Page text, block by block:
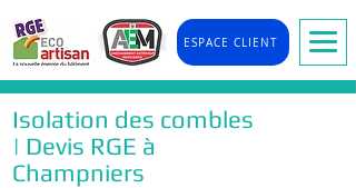
ESPACE CLIENT
Isolation des combles
| Devis RGE à
Champniers